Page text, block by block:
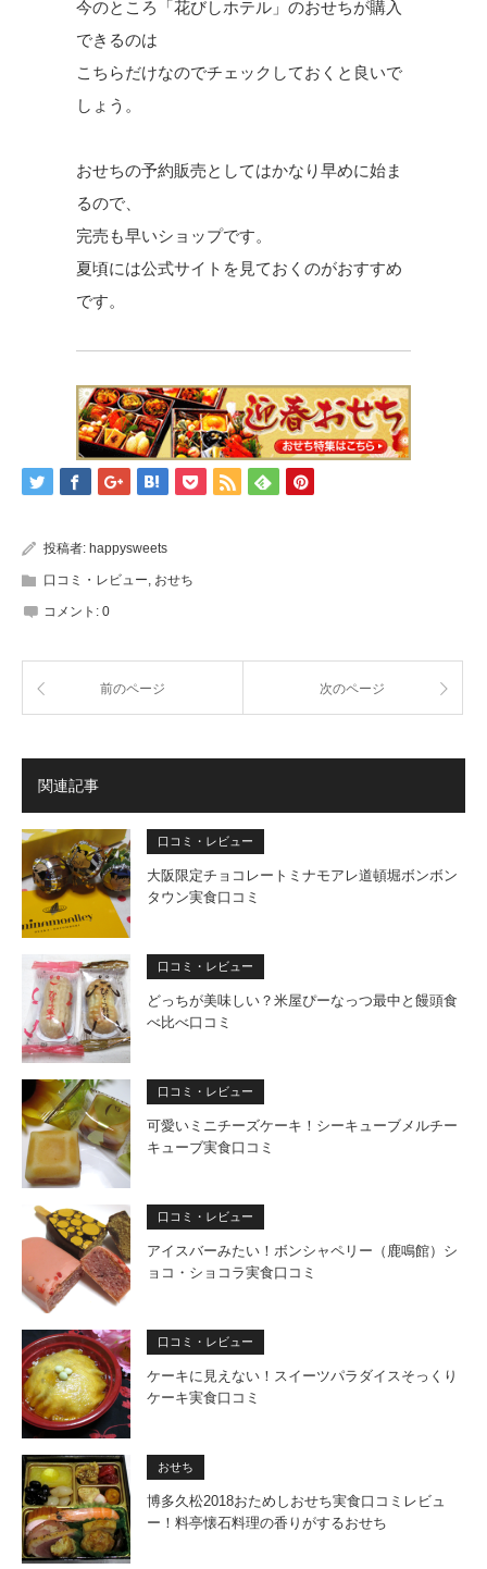
今のところ「花びしホテル」のおせちが購入
できるのは
こちらだけなのでチェックしておくと良いで
しょう。
おせちの予約販売としてはかなり早めに始ま
るので、
完売も早いショップです。
夏頃には公式サイトを見ておくのがおすすめ
です。
投稿者: happysweets
口コミ・レビュー おせち
コメント: 0
前のページ 次のページ
関連記事
口コミ・レビュー
大阪限定チョコレートミナモアレ道頓堀ボンボン
タウン実食口コミ
口コミ・レビュー
どっちが美味しい？米屋ぴーなっつ最中と饅頭食
べ比べ口コミ
口コミ・レビュー
可愛いミニチーズケーキ！シーキューブメルチー
キューブ実食口コミ
口コミ・レビュー
アイスバーみたい！ボンシャペリー（鹿鳴館）シ
ョコ・ショコラ実食口コミ
口コミ・レビュー
ケーキに見えない！スイーツパラダイスそっくり
ケーキ実食口コミ
おせち
博多久松2018おためしおせち実食口コミレビュ
ー！料亭懐石料理の香りがするおせち